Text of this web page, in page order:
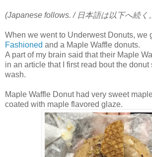
(Japanese follows. / 日本語は以下へ続く
When we went to Underwest Donuts, we
Fashioned and a Maple Waffle donuts.
A part of my brain said that their Maple
in an article that I first read bout the donut
wash.
Maple Waffle Donut had very sweet
coated with maple flavored glaze.